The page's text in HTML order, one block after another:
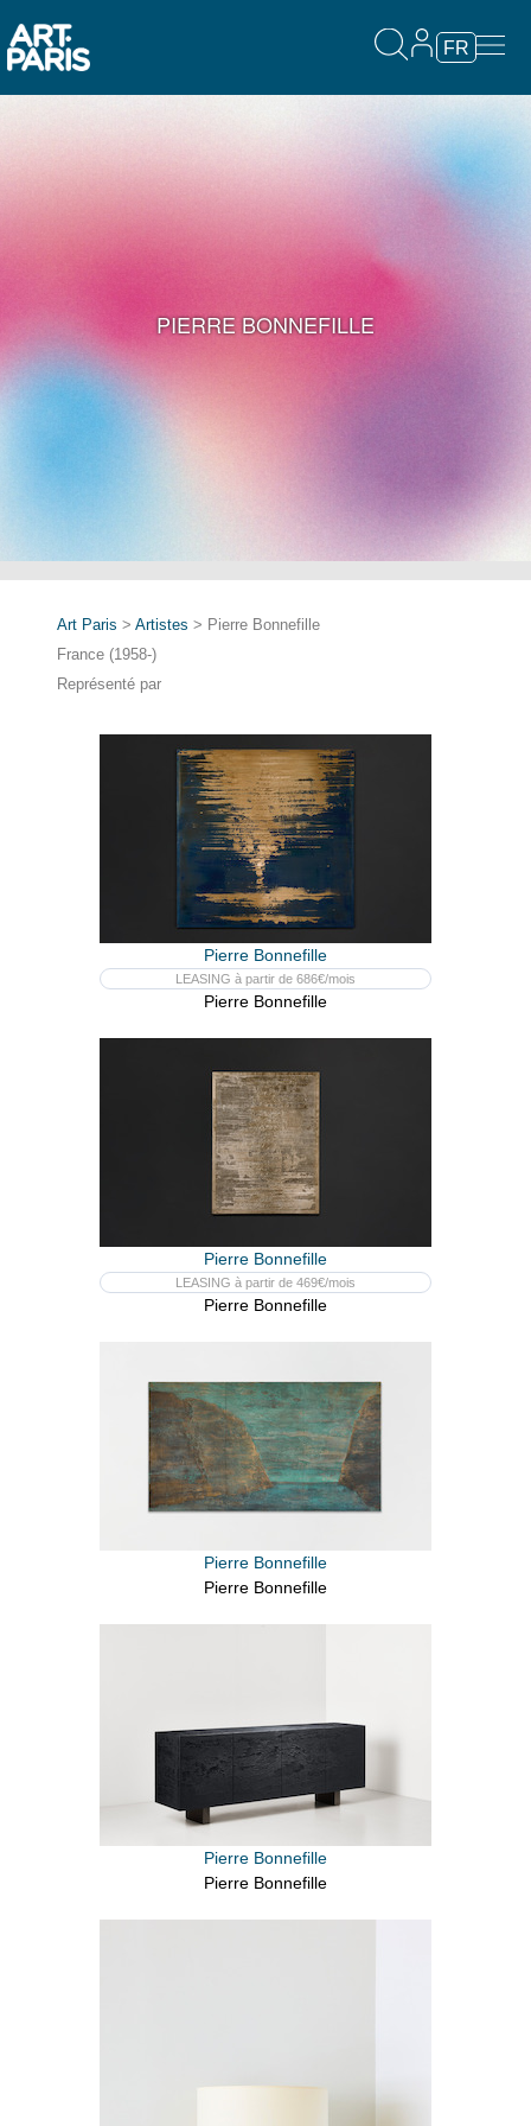
FR
PIERRE BONNEFILLE
Art Paris > Artistes > Pierre Bonnefille
France (1958-)
Représenté par
Pierre Bonnefille
LEASING à partir de 686€/mois
Pierre Bonnefille
Pierre Bonnefille
LEASING à partir de 469€/mois
Pierre Bonnefille
Pierre Bonnefille
Pierre Bonnefille
Pierre Bonnefille
Pierre Bonnefille